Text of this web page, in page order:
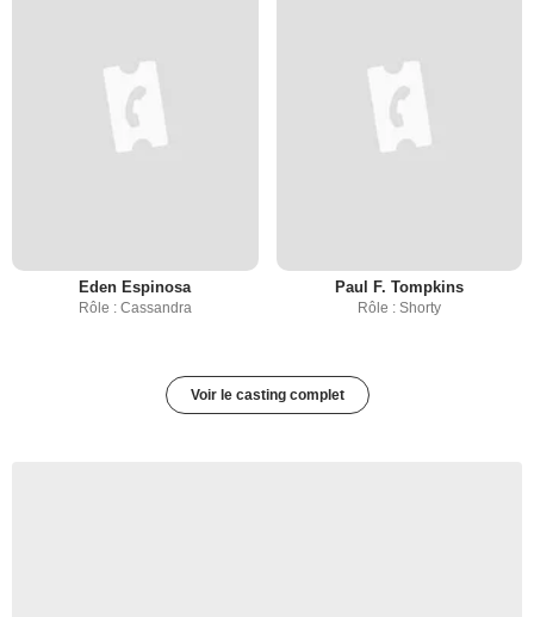
Eden Espinosa
Rôle : Cassandra
Paul F. Tompkins
Rôle : Shorty
Voir le casting complet